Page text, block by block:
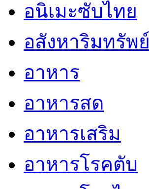
อนิเมะซับไทย
อสังหาริมทรัพย์
อาหาร
อาหารสด
อาหารเสริม
อาหารโรคตับ